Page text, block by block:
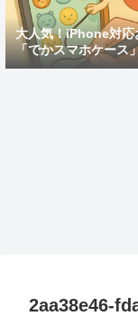
大人気！iPhone対応
「でかスマホケース
介
2aa38e46-